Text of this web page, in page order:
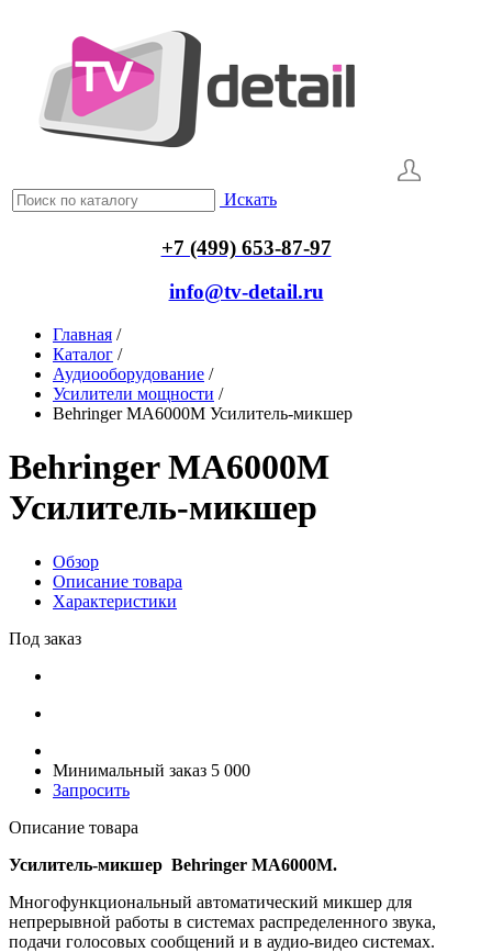
Искать
+7 (499) 653-87-97
info@tv-detail.ru
Главная /
Каталог /
Аудиооборудование /
Усилители мощности /
Behringer MA6000M Усилитель-микшер
Behringer MA6000M
Усилитель-микшер
Обзор
Описание товара
Характеристики
Под заказ
Минимальный заказ 5 000
Запросить
Описание товара
Усилитель-микшер Behringer MA6000M.
Многофункциональный автоматический микшер для
непрерывной работы в системах распределенного звука,
подачи голосовых сообщений и в аудио-видео системах.